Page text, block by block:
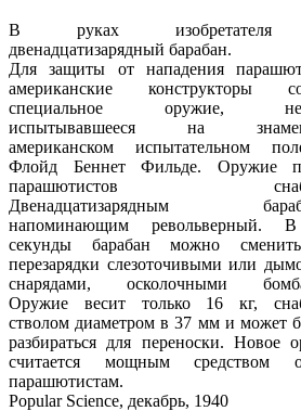
В руках
двенадцатизарядный барабан.
Для защиты от нападения
американские конструкторы
специальное оружие,
испытывавшееся на
американском испытательном
Флойд Беннет Фильде. Оружие
парашютистов
Двенадцатизарядным
напоминающим револьверный.
секунды барабан можно
перезарядки слезоточивыми или
снарядами, осколочными
Оружие весит только 16 кг,
стволом диаметром в 37 мм и может
разбираться для переноски. Новое
считается мощным средством
парашютистам.
Popular Science, декабрь, 1940